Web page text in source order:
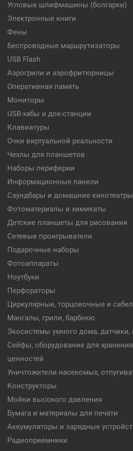
Угловые шлифмашины (болгарки)
Электронные книги
Фены
Беспроводные маршрутизаторы
USB Flash
Аэрогрили и аэрофритюрницы
Оперативная память
Мониторы
USB-хабы и док-станции
Клавиатуры
Очки виртуальной реальности
Чехлы для планшетов
Наборы периферии
Информационные панели
Саундбары и домашние кинотеатры
Фотоматериалы и химикаты
Детские планшеты для рисования
Сетевые проигрыватели
Подарочные наборы
Фотоаппараты
Ноутбуки
Перфораторы
Циркулярные, торцовочные и
Мангалы, грили, барбекю
Экосистемы умного дома, датчики,
Сейфы, оборудование для
ценностей
Уничтожители насекомых,
Конструкторы
Мойки высокого давления
Бумага и материалы для печати
Аккумуляторы и зарядные
Радиоприемники